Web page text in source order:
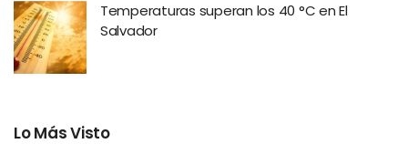
Temperaturas superan los 40 °C en El
Salvador
Lo Más Visto